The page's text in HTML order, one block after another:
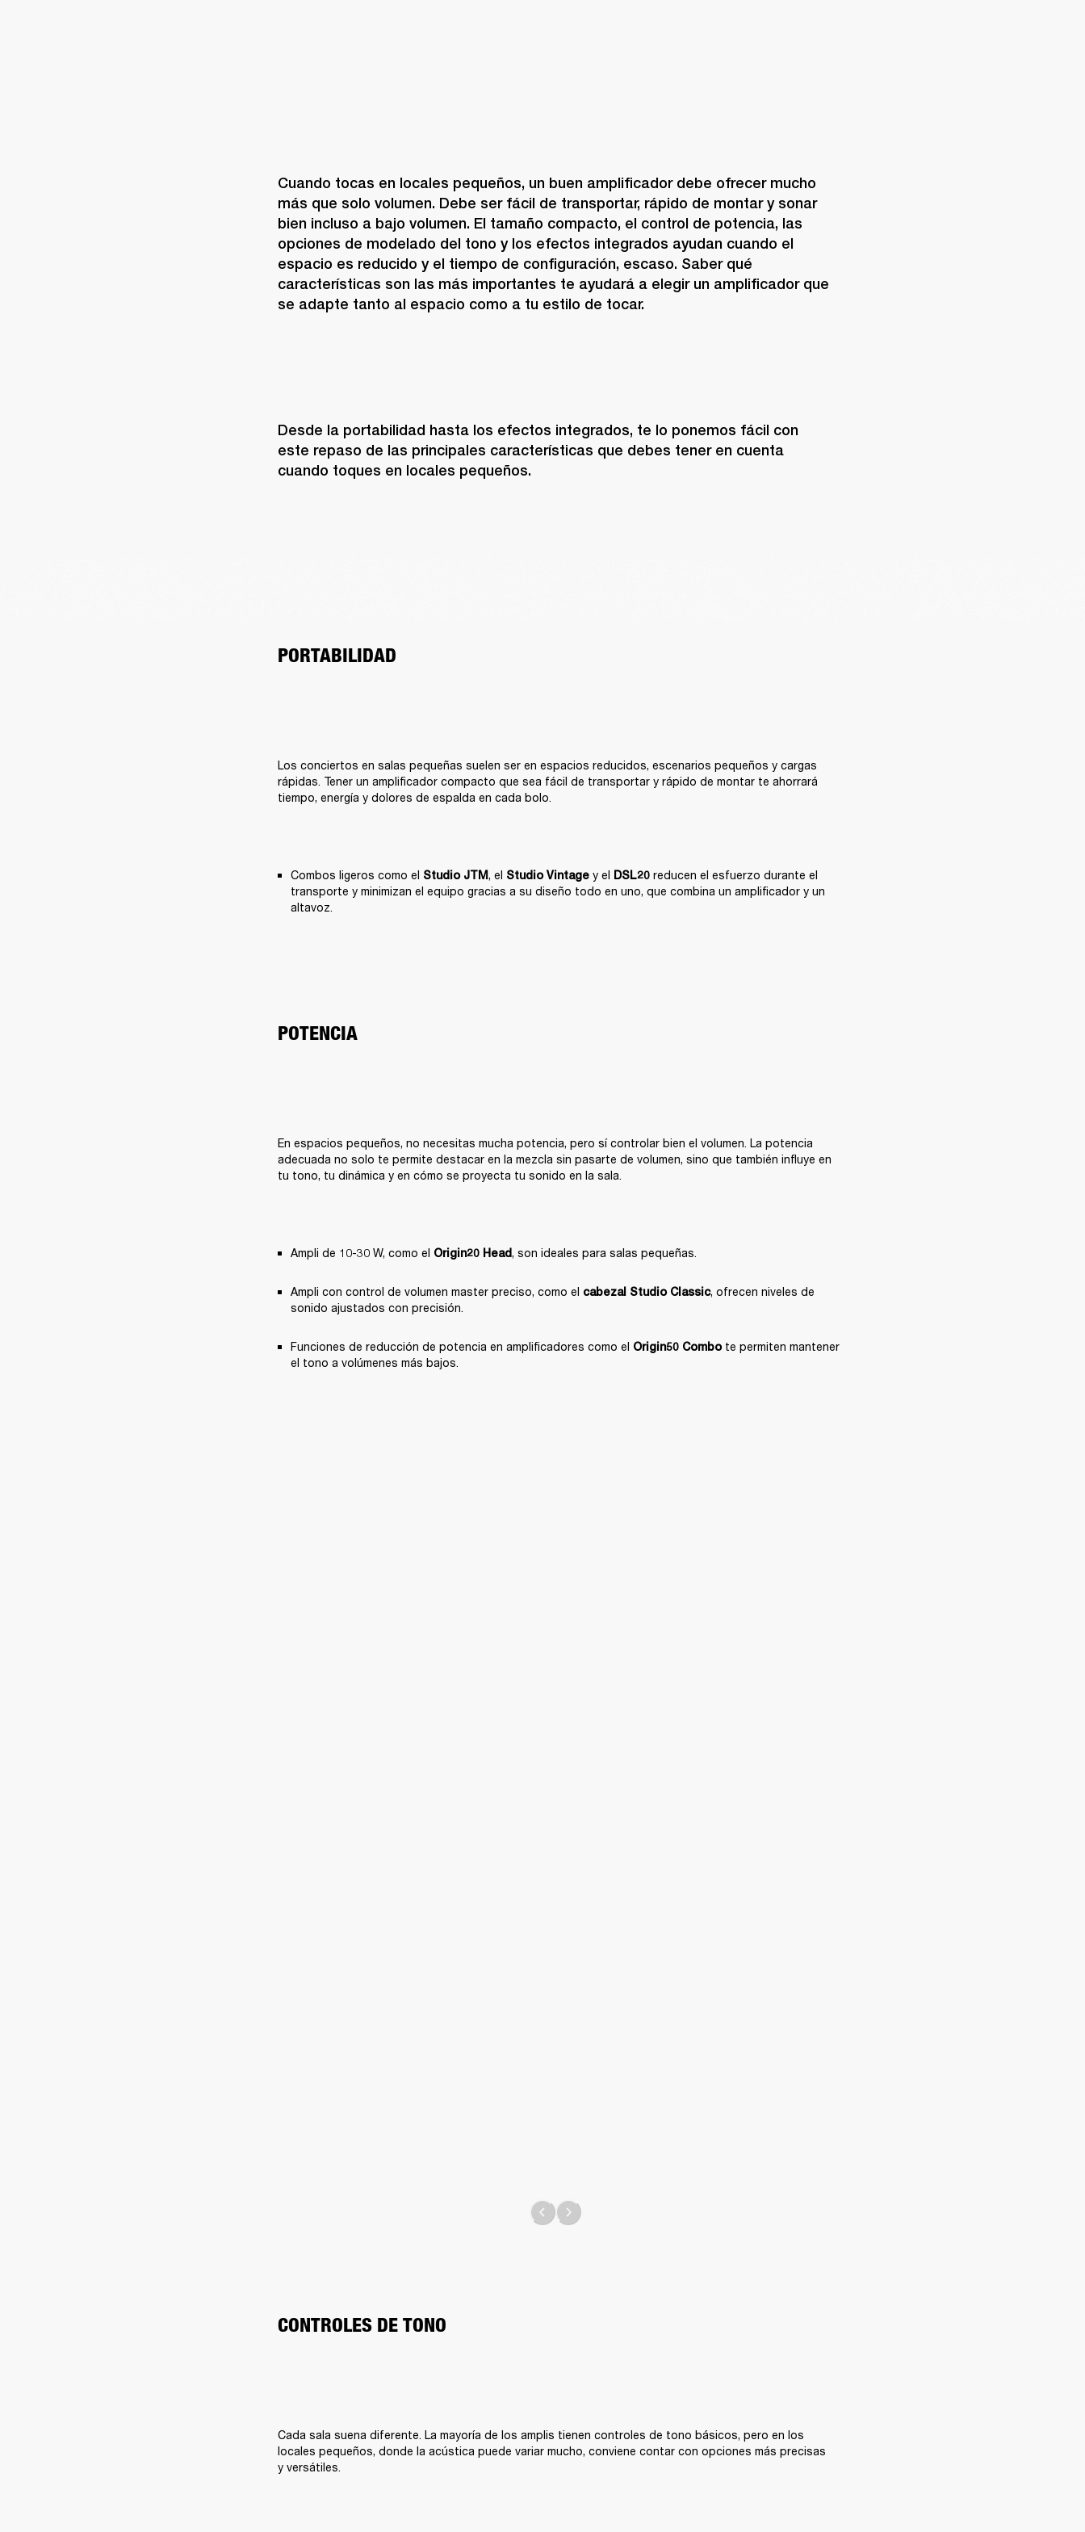
Cuando tocas en locales pequeños, un buen amplificador debe ofrecer mucho
más que solo volumen. Debe ser fácil de transportar, rápido de montar y sonar
bien incluso a bajo volumen. El tamaño compacto, el control de potencia, las
opciones de modelado del tono y los efectos integrados ayudan cuando el
espacio es reducido y el tiempo de configuración, escaso. Saber qué
características son las más importantes te ayudará a elegir un amplificador que
se adapte tanto al espacio como a tu estilo de tocar.
Desde la portabilidad hasta los efectos integrados, te lo ponemos fácil con
este repaso de las principales características que debes tener en cuenta
cuando toques en locales pequeños.
PORTABILIDAD
Los conciertos en salas pequeñas suelen ser en espacios reducidos, escenarios pequeños y cargas
rápidas. Tener un amplificador compacto que sea fácil de transportar y rápido de montar te ahorrará
tiempo, energía y dolores de espalda en cada bolo.
Combos ligeros como el Studio JTM, el Studio Vintage y el DSL20 reducen el esfuerzo durante el
transporte y minimizan el equipo gracias a su diseño todo en uno, que combina un amplificador y un
altavoz.
POTENCIA
En espacios pequeños, no necesitas mucha potencia, pero sí controlar bien el volumen. La potencia
adecuada no solo te permite destacar en la mezcla sin pasarte de volumen, sino que también influye en
tu tono, tu dinámica y en cómo se proyecta tu sonido en la sala.
Ampli de 10-30 W, como el Origin20 Head, son ideales para salas pequeñas.
Ampli con control de volumen master preciso, como el cabezal Studio Classic, ofrecen niveles de
sonido ajustados con precisión.
Funciones de reducción de potencia en amplificadores como el Origin50 Combo te permiten mantener
el tono a volúmenes más bajos.
CONTROLES DE TONO
Cada sala suena diferente. La mayoría de los amplis tienen controles de tono básicos, pero en los
locales pequeños, donde la acústica puede variar mucho, conviene contar con opciones más precisas
y versátiles.